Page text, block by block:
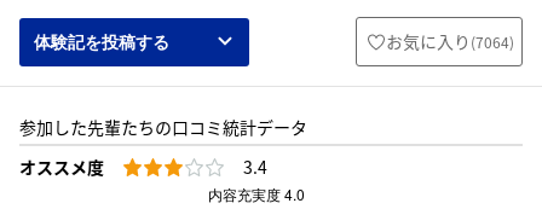
体験記を投稿する お気に入り (7064)
参加した先輩たちの口コミ統計データ
オススメ度
3.4